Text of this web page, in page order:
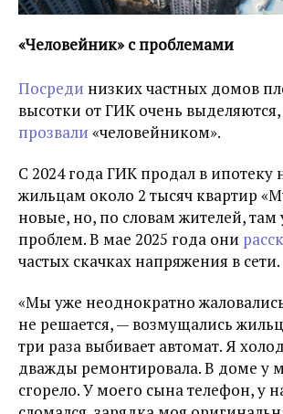
«Человейник» с проблемами
Посреди низких частных домов
высотки от ГИК очень
прозвали «человейником».
С 2024 года ГИК продал в
жильцам около 2 тысяч квартир
новые, но, по словам жителей, там
проблем. В мае 2025 года они
частых скачках напряжения в сети.
«Мы уже неоднократно
не решается, — возмущались
три раза выбивает автомат. Я
дважды ремонтировала. В доме у
сгорело. У моего сына телефон, у